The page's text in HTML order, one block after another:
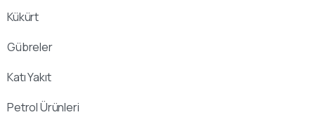
Kükürt
Gübreler
Katı Yakıt
Petrol Ürünleri